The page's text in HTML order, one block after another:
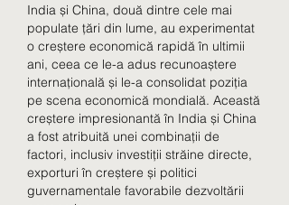
India și China, două dintre cele mai
populate țări din lume, au experimentat
o creștere economică rapidă în ultimii
ani, ceea ce le-a adus recunoaștere
internațională și le-a consolidat poziția
pe scena economică mondială. Această
creștere impresionantă în India și China
a fost atribuită unei combinații de
factori, inclusiv investiții străine directe,
exporturi în creștere și politici
guvernamentale favorabile dezvoltării